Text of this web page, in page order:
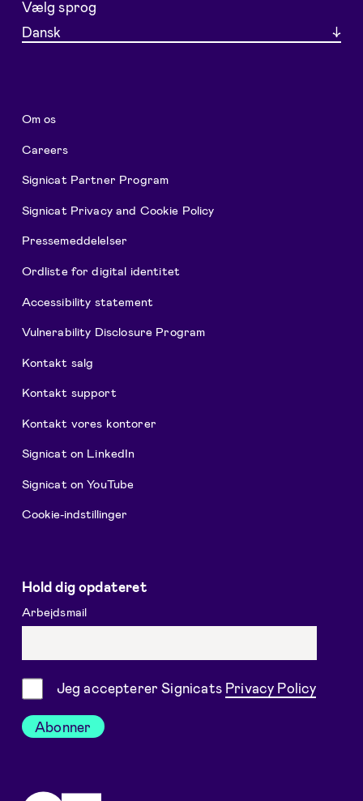
Vælg sprog
Dansk
Om os
Careers
Signicat Partner Program
Signicat Privacy and Cookie Policy
Pressemeddelelser
Ordliste for digital identitet
Accessibility statement
Vulnerability Disclosure Program
Kontakt salg
Kontakt support
Kontakt vores kontorer
Signicat on LinkedIn
Signicat on YouTube
Cookie-indstillinger
Hold dig opdateret
Arbejdsmail
SamtykkeJeg accepterer Signicats Privacy Policy
Abonner